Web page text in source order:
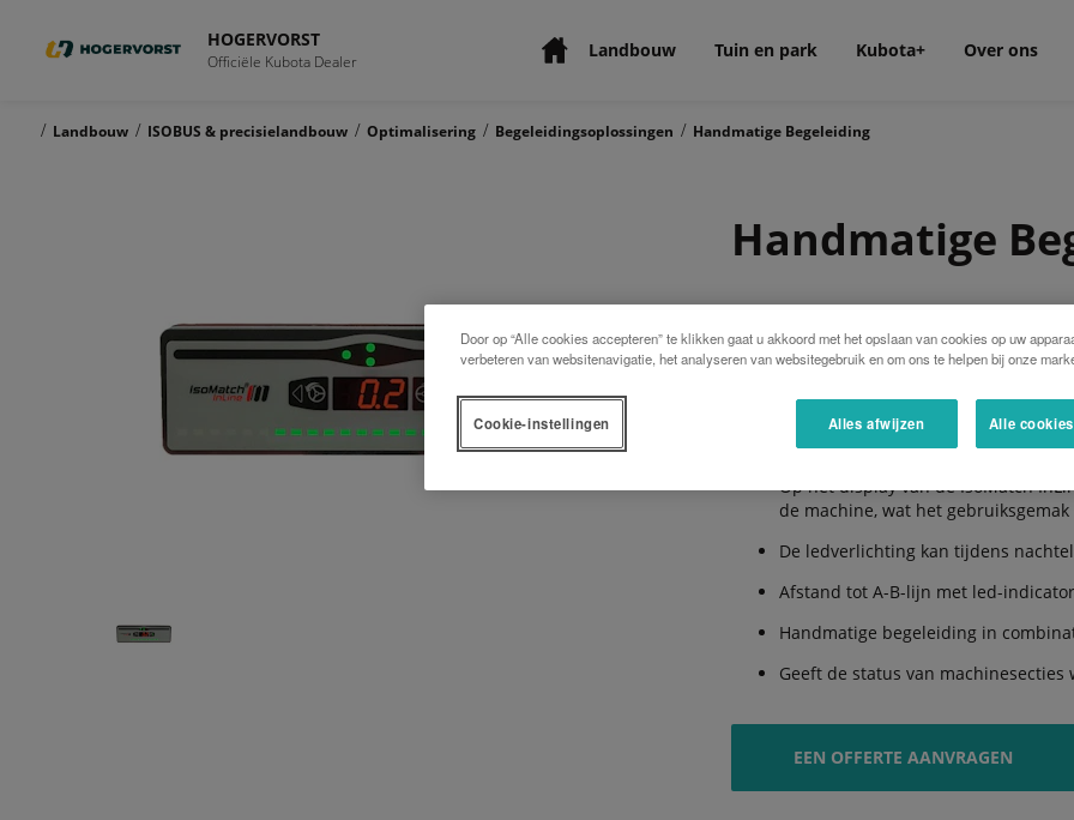
HOGERVORST
Officiële Kubota Dealer Landbouw Tuin en park Kubota+ Over ons
/ Landbouw / ISOBUS & precisielandbouw / Optimalisering / Begeleidingsoplossingen / Handmatige Begeleiding
Handmatige
* De IsoMatch InLine is een lichtbalk die
De lichtbalk is binnen de zichtlijn
lijn kunt inschatten en goed ziet
Op het display van de IsoMatch
de machine, wat het
De ledverlichting kan tijdens
Afstand tot A-B-lijn met led-
Handmatige begeleiding in
Geeft de status van machinesecties
EEN OFFERTE AANVRAGEN
Door op “Alle cookies accepteren” te klikken gaat u akkoord met het opslaan van cookies op uw
verbeteren van websitenavigatie, het analyseren van websitegebruik en om ons te helpen bij onze
Alles afwijzen Alle
Cookie-instellingen